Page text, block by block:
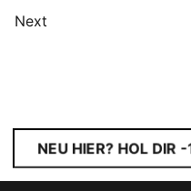
Next
NEU HIER? HOL DIR -